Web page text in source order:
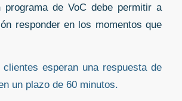
programa de VoC debe permitir a
responder en los momentos que
esperan una respuesta de
un plazo de 60 minutos.